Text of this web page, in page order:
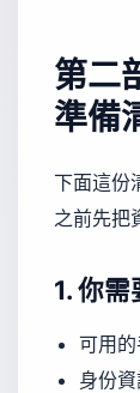
第二
準備
下面這份
之前先把
1. 你
可用的
身份